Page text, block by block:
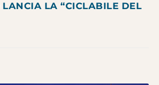
LANCIA LA “CICLABILE DEL